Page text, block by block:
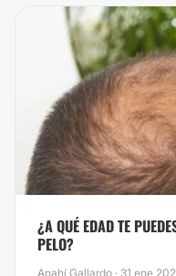
​¿A QUÉ EDAD TE
PELO?
Anahí Gallardo · 31 ene